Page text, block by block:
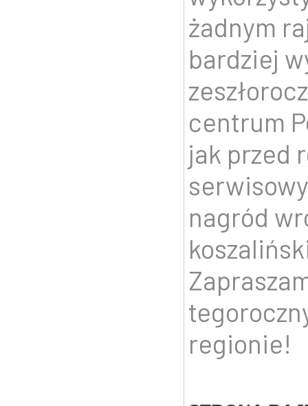
żadnym
bardziej
centrum
jak przed
nagród
regionie!